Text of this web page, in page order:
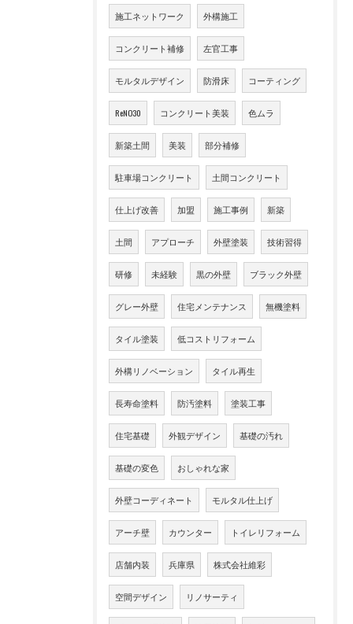
施工ネットワーク 外構施工
コンクリート補修 左官工事
モルタルデザイン 防滑床 コーティング
ReNO30 コンクリート美装 色ムラ
新築土間 美装 部分補修
駐車場コンクリート 土間コンクリート
仕上げ改善 加盟 施工事例 新築
土間 アプローチ 外壁塗装 技術習得
研修 未経験 黒の外壁 ブラック外壁
グレー外壁 住宅メンテナンス 無機塗料
タイル塗装 低コストリフォーム
外構リノベーション タイル再生
長寿命塗料 防汚塗料 塗装工事
住宅基礎 外観デザイン 基礎の汚れ
基礎の変色 おしゃれな家
外壁コーディネート モルタル仕上げ
アーチ壁 カウンター トイレリフォーム
店舗内装 兵庫県 株式会社維彩
空間デザイン リノサーティ